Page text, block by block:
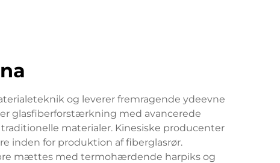
og leverer fremragende ydeevne
glasfiberforstærkning med avancerede
materialer. Kinesiske producenter
inden for produktion af fiberglasrør.
mættes med termohærdende harpiks og